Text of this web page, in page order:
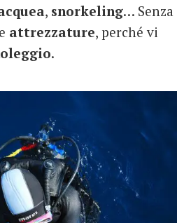
, snorkeling… Senza
attrezzature, perché vi
.